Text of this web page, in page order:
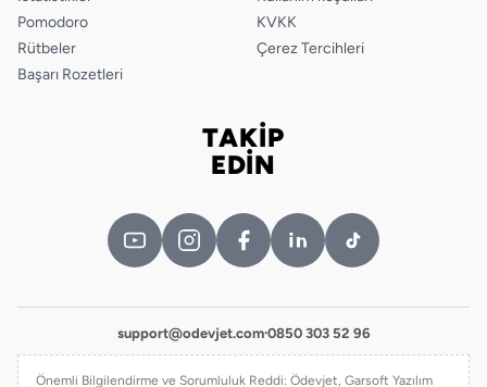
Pomodoro
Rütbeler
Başarı Rozetleri
KVKK
Çerez Tercihleri
TAKİP
EDİN
support@odevjet.com·0850 303 52 96
Önemli Bilgilendirme ve Sorumluluk Reddi: Ödevjet, Garsoft Yazılım